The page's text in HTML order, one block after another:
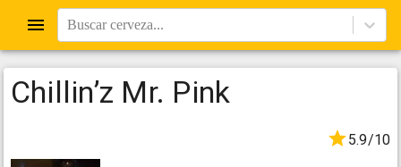
Buscar cerveza...
Chillin’z Mr. Pink
5.9/10